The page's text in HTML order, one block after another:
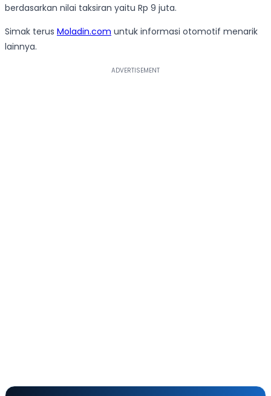
berdasarkan nilai taksiran yaitu Rp 9 juta.
Simak terus Moladin.com untuk informasi otomotif menarik
lainnya.